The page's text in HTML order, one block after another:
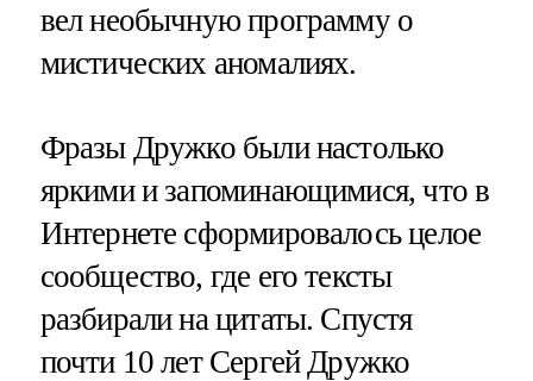
вел необычную программу о
мистических аномалиях.
Фразы Дружко были настолько
яркими и запоминающимися, что в
Интернете сформировалось целое
сообщество, где его тексты
разбирали на цитаты. Спустя
почти 10 лет Сергей Дружко